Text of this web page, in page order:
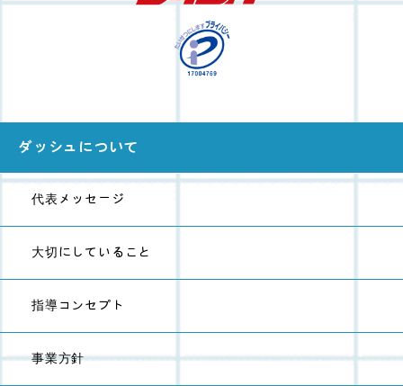
ダッシュについて
代表メッセージ
大切にしていること
指導コンセプト
事業方針